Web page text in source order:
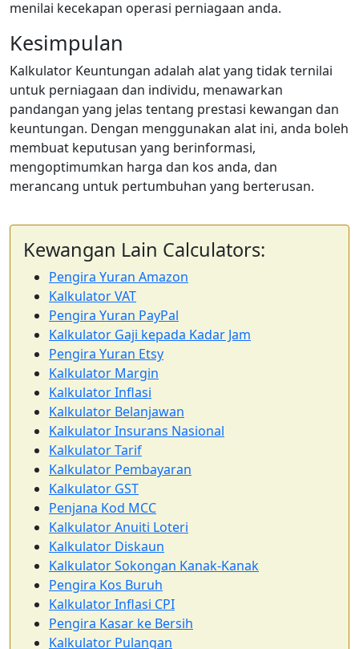
menilai kecekapan operasi perniagaan anda.
Kesimpulan
Kalkulator Keuntungan adalah alat yang tidak ternilai
untuk perniagaan dan individu, menawarkan
pandangan yang jelas tentang prestasi kewangan dan
keuntungan. Dengan menggunakan alat ini, anda boleh
membuat keputusan yang berinformasi,
mengoptimumkan harga dan kos anda, dan
merancang untuk pertumbuhan yang berterusan.
Kewangan Lain Calculators:
Pengira Yuran Amazon
Kalkulator VAT
Pengira Yuran PayPal
Kalkulator Gaji kepada Kadar Jam
Pengira Yuran Etsy
Kalkulator Margin
Kalkulator Inflasi
Kalkulator Belanjawan
Kalkulator Insurans Nasional
Kalkulator Tarif
Kalkulator Pembayaran
Kalkulator GST
Penjana Kod MCC
Kalkulator Anuiti Loteri
Kalkulator Diskaun
Kalkulator Sokongan Kanak-Kanak
Pengira Kos Buruh
Kalkulator Inflasi CPI
Pengira Kasar ke Bersih
Kalkulator Pulangan